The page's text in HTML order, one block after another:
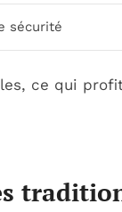
sécurité
ce qui